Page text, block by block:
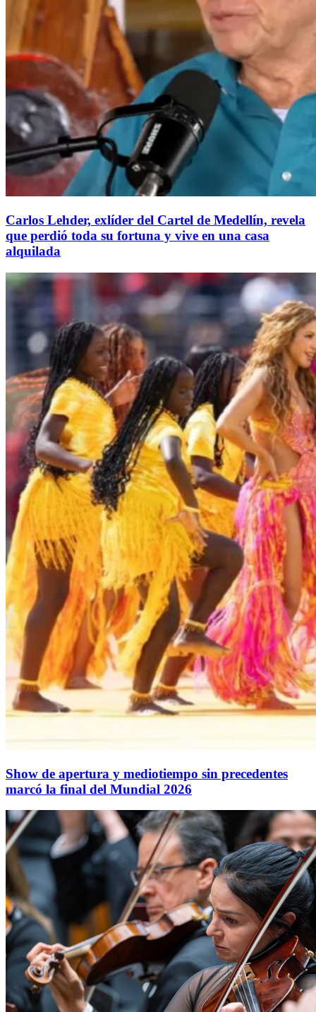
Carlos Lehder, exlíder del Cartel de Medellín, revela
que perdió toda su fortuna y vive en una casa
alquilada
Show de apertura y mediotiempo sin precedentes
marcó la final del Mundial 2026